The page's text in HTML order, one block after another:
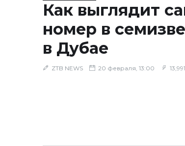
Как выглядит
номер в
в Дубае
ZTB NEWS 20 февраля, 13:00 13,991